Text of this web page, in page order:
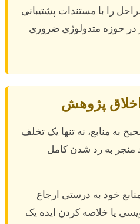
با مستندات پشتیبانی
حوزه متدولوژی ضروری
پژوهش
منابع، نه تنها یک تخلف
به رد شدن کامل
به درستی ارجاع
خلاصه کردن ایده یک